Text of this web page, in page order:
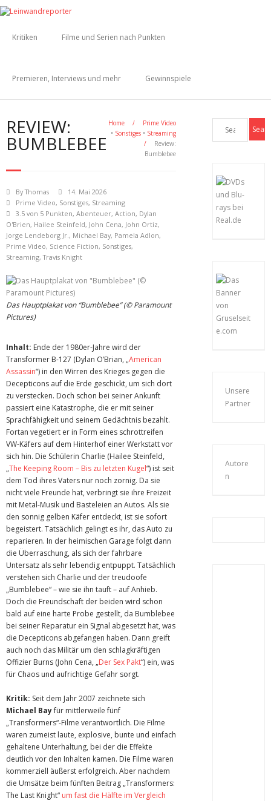
Kritiken Filme und Serien nach Punkten
Premieren, Interviews und mehr Gewinnspiele
REVIEW:
BUMBLEBEE
Home /
Prime Video
• Sonstiges • Streaming
/
Review:
Bumblebee
ByThomas
14. Mai 2026
Prime Video, Sonstiges, Streaming
3.5 von 5 Punkten, Abenteuer, Action, Dylan
O'Brien, Hailee Steinfeld, John Cena, John Ortiz,
Jorge Lendeborg Jr., Michael Bay, Pamela Adlon,
Prime Video, Science Fiction, Sonstiges,
Streaming,Travis Knight
Das Hauptplakat von “Bumblebee” (© Paramount
Pictures)
Inhalt: Ende der 1980er-Jahre wird der
Transformer B-127 (Dylan O’Brian, „American
Assassin“) in den Wirren des Krieges gegen die
Decepticons auf die Erde geschickt, um sich dort
zu verstecken. Doch schon bei seiner Ankunft
passiert eine Katastrophe, die er mit seiner
Sprachfähigkeit und seinem Gedächtnis bezahlt.
Fortan vegetiert er in Form eines schrottreifen
VW-Käfers auf dem Hinterhof einer Werkstatt vor
sich hin. Die Schülerin Charlie (Hailee Steinfeld,
„The Keeping Room – Bis zu letzten Kugel“) ist seit
dem Tod ihres Vaters nur noch zornig. Da sie
nicht viele Freunde hat, verbringt sie ihre Freizeit
mit Metal-Musik und Basteleien an Autos. Als sie
den sonnig gelben Käfer entdeckt, ist sie sofort
begeistert. Tatsächlich gelingt es ihr, das Auto zu
reparieren. In der heimischen Garage folgt dann
die Überraschung, als sich der fahrbare
Untersatz als sehr lebendig entpuppt. Tatsächlich
verstehen sich Charlie und der treudoofe
„Bumblebee“ – wie sie ihn tauft – auf Anhieb.
Doch die Freundschaft der beiden wird schon
bald auf eine harte Probe gestellt, da Bumblebee
bei seiner Reparatur ein Signal abgesetzt hat, was
die Decepticons abgefangen haben. Dann greift
auch noch das Militär um den schlagkräftigen
Offizier Burns (John Cena, „Der Sex Pakt“) ein, was
für Chaos und aufrichtige Gefahr sorgt.
Kritik: Seit dem Jahr 2007 zeichnete sich
Michael Bayfür mittlerweile fünf
„Transformers“-Filme verantwortlich. Die Filme
waren zumeist laute, explosive, bunte und einfach
gehaltene Unterhaltung, bei der die Effekte
deutlich vor den Inhalten kamen. Die Filme waren
kommerziell äußerst erfolgreich. Aber nachdem
die Umsätze beim fünften Beitrag „Transformers:
The Last Knight“ um fast die Hälfte im Vergleich
Unsere
Partner
Autore
n